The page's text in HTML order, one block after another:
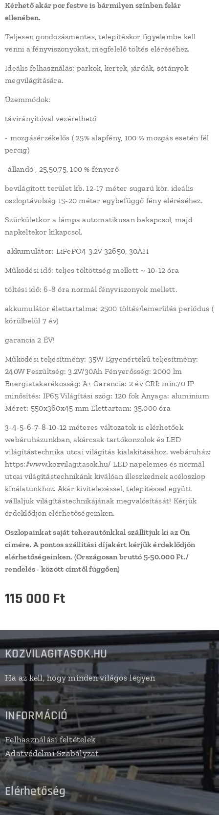
Kérhető akár por festve is bármilyen színben felár
ellenében.
Teljesen gondozásmentes, telepítéskor figyelembe kell
venni a fényviszonyokat, megfelelő töltés eléréséhez.
Ideális felhasználás: parkok, kertek, járdák, sétányok
megvilágítására.
Üzemmódok:
távirányítóval vezérelhető
- mozgásérzékelős ( 25% alapfény, 100 % mozgás esetén fél
percig)
-állandó , 25,50,75, 100 % fényerő
bevilágított terület kb. 12-17 méter sugarú kör. ideális
oszloptávolság 15-20 méter egybefüggő fény eléréséhez.
Szürkületkor a lámpa automatikusan bekapcsol, majd
napkeltekor kikapcsol.
akkumulátor: LiFePO4 3.2V 32650, 30AH
Működési idő: teljes töltöttség mellett ~ 10-12 óra
töltési idő: 6-8 óra normál fényviszonyok mellett.
akkumulátor élettartalma: 2500 töltés/lemerülés periódus (
körülbelül 7 év)
garancia 2 ÉV!
Működési teljesítmény: 35W Egyenértékű teljesítmény:
240W Feszültség: 3.2V/30Ah Fényerősség: 2000 lm
Energiatakarékosság: A+ Garancia: 2 év CRI: min.70 IP
minősítés: IP65 Világítási szög: 120 fok Anyaga: aluminium
Méret: 550x360x45 mm Élettartam: 35.000 óra
3-4-5-6-7-8-10-12 méteres változatok is elérhetőek
webáruházunkban, akárcsak tartókonzolok és LED
világítástechnika utcai világítás kialakításához. webáruház:
https://www.kozvilagitasok.hu/ LED napelemes és normál
utcai világítástechnikánk kiválóan illeszkednek acéloszlop
kínálatunkhoz. Akár kivitelezéssel, telepítéssel együtt
vállaljuk világítástechnikájának megvalósítását! Kérjük
érdeklődjön elérhetőségeinken.
Oszlopainkat saját teherautónkkal szállítjuk ki az Ön
címére. A pontos szállítási díjakért kérjük érdeklődjön
elérhetőségeinken. (Országosan bruttó 5-50.000 Ft./
rendelés - között címtől függően)
115 000 Ft
KOZVILAGITASOK.HU
Ha az kell, hogy minden világos legyen
INFORMÁCIÓ
Felhasználási feltételek
Adatvédelmi Szabályzat
Elérhetőség